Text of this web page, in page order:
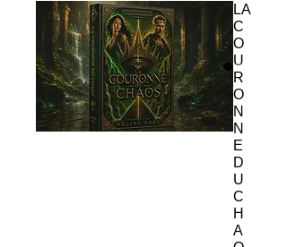
LA
C
O
U
R
O
N
N
E
D
U
C
H
A